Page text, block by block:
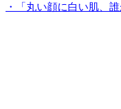
・「丸い顔に白い肌、